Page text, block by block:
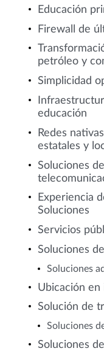
Educación
Firewall de
petróleo y
Simplicidad
educación
Redes
estatales y
Soluciones
Experiencia
Soluciones
Servicios
Soluciones
Soluciones
Ubicación
Solución de
Soluciones
Soluciones